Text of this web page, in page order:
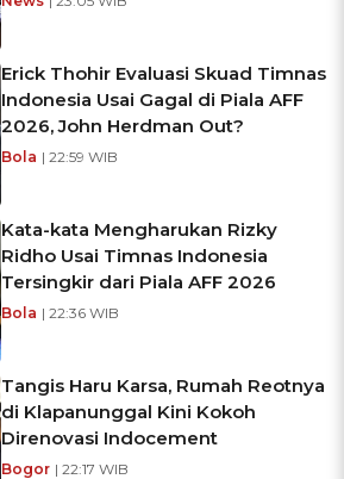
Erick Thohir Evaluasi Skuad Timnas
Indonesia Usai Gagal di Piala AFF
2026, John Herdman Out?
Bola | 22:59 WIB
Kata-kata Mengharukan Rizky
Ridho Usai Timnas Indonesia
Tersingkir dari Piala AFF 2026
Bola | 22:36 WIB
Tangis Haru Karsa, Rumah Reotnya
di Klapanunggal Kini Kokoh
Direnovasi Indocement
Bogor | 22:17 WIB